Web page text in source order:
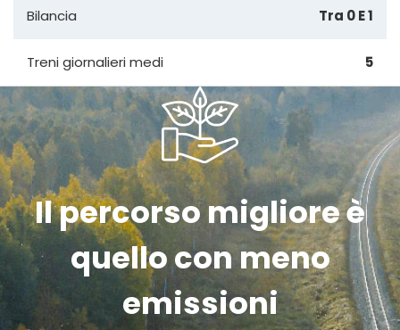
Bilancia Tra 0 E 1
Treni giornalieri medi 5
Il percorso migliore è
quello con meno
emissioni